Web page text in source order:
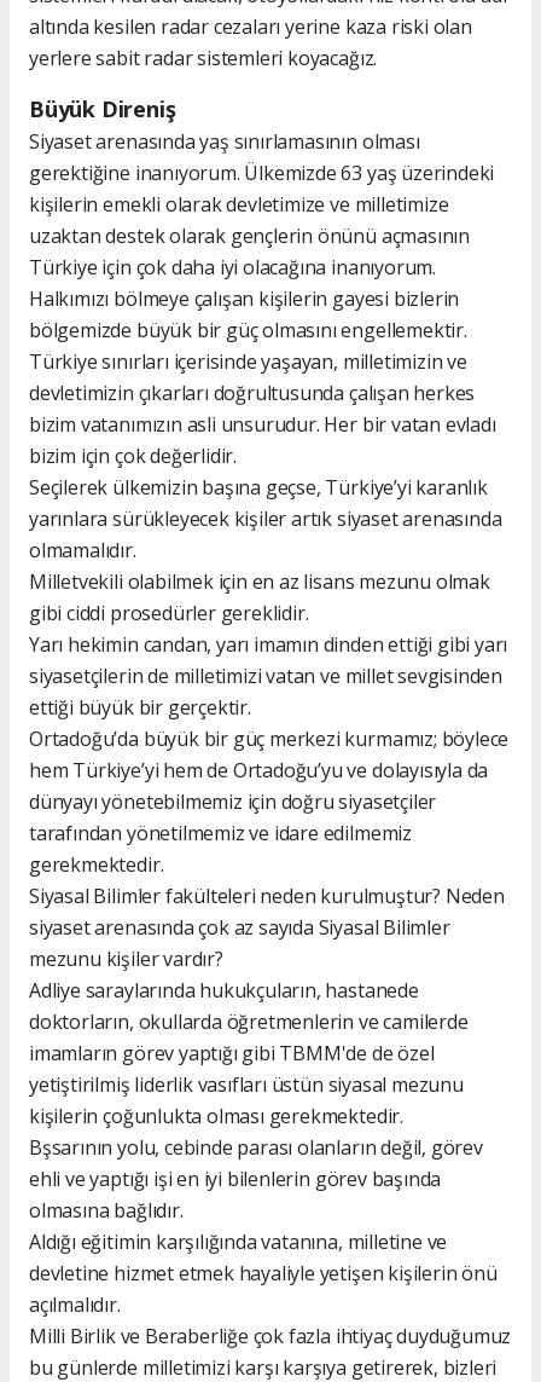
altında kesilen radar cezaları yerine kaza riski olan
yerlere sabit radar sistemleri koyacağız.
Büyük Direniş
Siyaset arenasında yaş sınırlamasının olması
gerektiğine inanıyorum. Ülkemizde 63 yaş üzerindeki
kişilerin emekli olarak devletimize ve milletimize
uzaktan destek olarak gençlerin önünü açmasının
Türkiye için çok daha iyi olacağına inanıyorum.
Halkımızı bölmeye çalışan kişilerin gayesi bizlerin
bölgemizde büyük bir güç olmasını engellemektir.
Türkiye sınırları içerisinde yaşayan, milletimizin ve
devletimizin çıkarları doğrultusunda çalışan herkes
bizim vatanımızın asli unsurudur. Her bir vatan evladı
bizim için çok değerlidir.
Seçilerek ülkemizin başına geçse, Türkiye’yi karanlık
yarınlara sürükleyecek kişiler artık siyaset arenasında
olmamalıdır.
Milletvekili olabilmek için en az lisans mezunu olmak
gibi ciddi prosedürler gereklidir.
Yarı hekimin candan, yarı imamın dinden ettiği gibi yarı
siyasetçilerin de milletimizi vatan ve millet sevgisinden
ettiği büyük bir gerçektir.
Ortadoğu’da büyük bir güç merkezi kurmamız; böylece
hem Türkiye’yi hem de Ortadoğu’yu ve dolayısıyla da
dünyayı yönetebilmemiz için doğru siyasetçiler
tarafından yönetilmemiz ve idare edilmemiz
gerekmektedir.
Siyasal Bilimler fakülteleri neden kurulmuştur? Neden
siyaset arenasında çok az sayıda Siyasal Bilimler
mezunu kişiler vardır?
Adliye saraylarında hukukçuların, hastanede
doktorların, okullarda öğretmenlerin ve camilerde
imamların görev yaptığı gibi TBMM'de de özel
yetiştirilmiş liderlik vasıfları üstün siyasal mezunu
kişilerin çoğunlukta olması gerekmektedir.
Bşsarının yolu, cebinde parası olanların değil, görev
ehli ve yaptığı işi en iyi bilenlerin görev başında
olmasına bağlıdır.
Aldığı eğitimin karşılığında vatanına, milletine ve
devletine hizmet etmek hayaliyle yetişen kişilerin önü
açılmalıdır.
Milli Birlik ve Beraberliğe çok fazla ihtiyaç duyduğumuz
bu günlerde milletimizi karşı karşıya getirerek, bizleri